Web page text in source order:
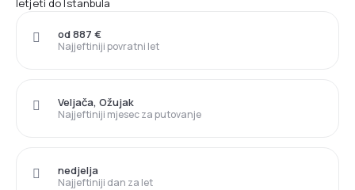
letjeti do Istanbula
Najjeftiniji povratni let
od 887 €
Najjeftiniji mjesec za putovanje
Veljača, Ožujak
Najjeftiniji dan za let
nedjelja